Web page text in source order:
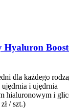
Hyaluron
dla każdego
i ujędrnia
hialuronowym i
/ szt.)